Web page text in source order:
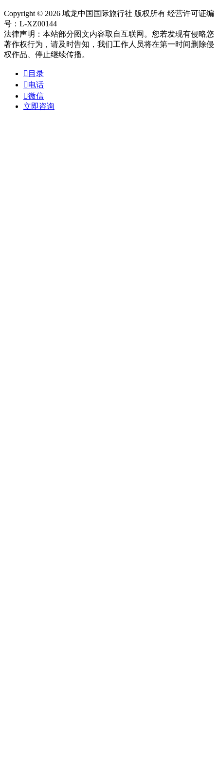
Copyright © 2026 域龙中国国际旅行社 版权所有 经营许可证编
号：L-XZ00144
法律声明：本站部分图文内容取自互联网。您若发现有侵略您
著作权行为，请及时告知，我们工作人员将在第一时间删除侵
权作品、停止继续传播。
 目录
电话
微信
立即咨询